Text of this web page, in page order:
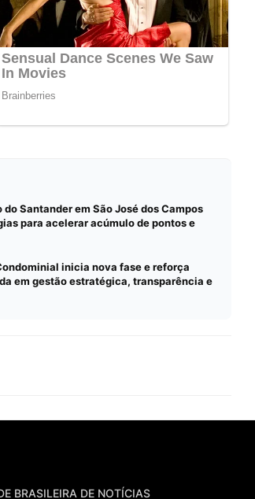
Santander em São José dos Campos
para acelerar acúmulo de pontos e
inicia nova fase e reforça
em gestão estratégica, transparência e
BRASILEIRA DE NOTÍCIAS